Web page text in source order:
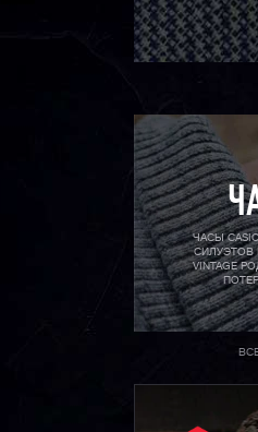
ЧАСЫ
СИЛУЭТОВ
VINTAGE